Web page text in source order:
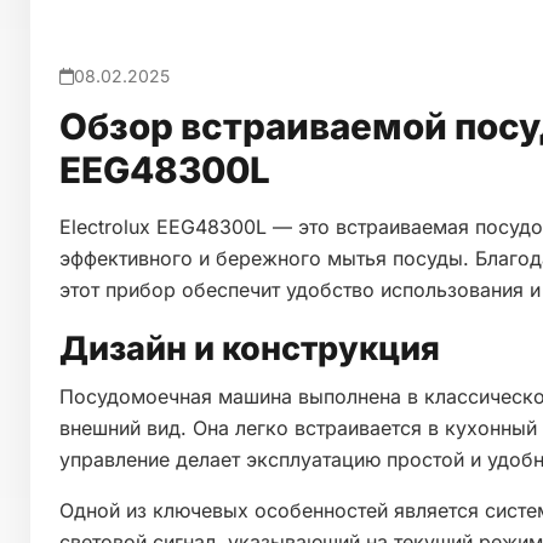
08.02.2025
Обзор встраиваемой
EEG48300L
Electrolux EEG48300L — это встраиваемая
эффективного и бережного мытья посуды.
этот прибор обеспечит удобство использования
Дизайн и конструкция
Посудомоечная машина выполнена в
внешний вид. Она легко встраивается в
управление делает эксплуатацию простой и
Одной из ключевых особенностей является